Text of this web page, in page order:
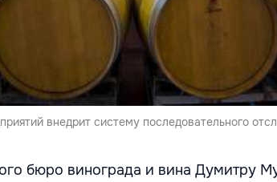
внедрит систему последовательного
бюро винограда и вина Думитру